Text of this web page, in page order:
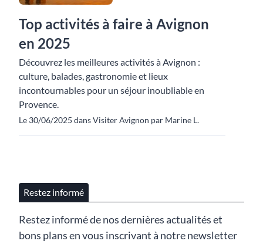
Top activités à faire à Avignon
en 2025
Découvrez les meilleures activités à Avignon :
culture, balades, gastronomie et lieux
incontournables pour un séjour inoubliable en
Provence.
Le 30/06/2025 dans Visiter Avignon par Marine L.
Restez informé
Restez informé de nos dernières actualités et
bons plans en vous inscrivant à notre newsletter